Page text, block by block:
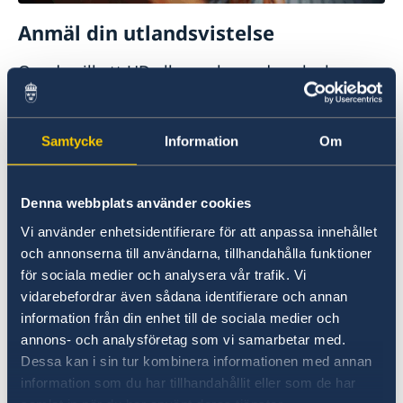
Samtycke Information Om
Denna webbplats använder cookies
Vi använder enhetsidentifierare för att anpassa innehållet
och annonserna till användarna, tillhandahålla funktioner
för sociala medier och analysera vår trafik. Vi
vidarebefordrar även sådana identifierare och annan
information från din enhet till de sociala medier och
annons- och analysföretag som vi samarbetar med.
Dessa kan i sin tur kombinera informationen med annan
information som du har tillhandahållit eller som de har
Anmäl din utlandsvistelse
Om du vill att UD eller ambassaden ska kunna
få tag i dig vid en större krissituation i landet
kan du anmäla dig till svensklistan.
Anmäl dig till svensklistan
UD:s reseinformation direkt i fickan
I appen UD Resklar finns råd och